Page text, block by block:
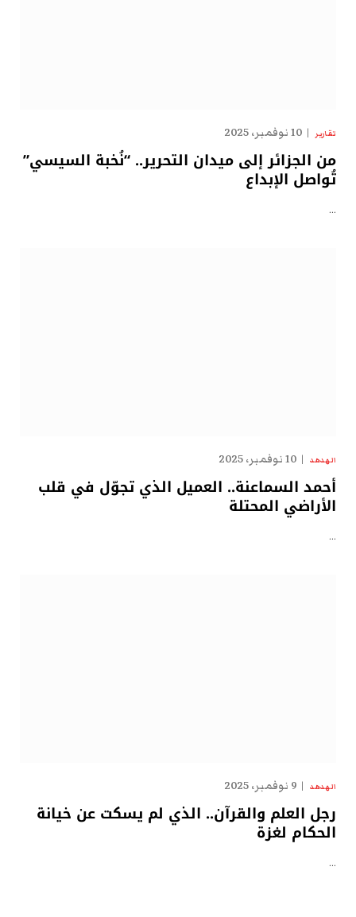
تقارير 10 نوفمبر، 2025
من الجزائر إلى ميدان التحرير.. “نُخبة السيسي”
تُواصل الإبداع
…
الهدهد 10 نوفمبر، 2025
أحمد السماعنة.. العميل الذي تجوّل في قلب
الأراضي المحتلة
…
الهدهد 9 نوفمبر، 2025
رجل العلم والقرآن.. الذي لم يسكت عن خيانة
الحكام لغزة
…